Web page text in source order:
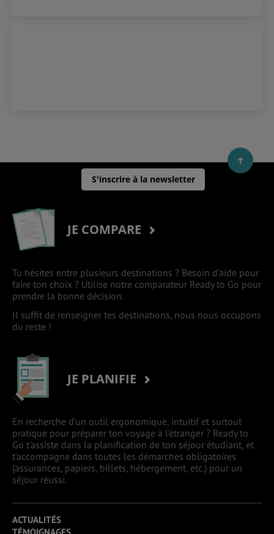
S'inscrire à la newsletter
JE COMPARE
Tu hésites entre plusieurs destinations ? Besoin d’aide pour
faire ton choix ? Utilise notre comparateur Ready to Go pour
prendre la bonne décision.
Il suffit de renseigner tes destinations, nous nous occupons
du reste !
JE PLANIFIE
En recherche d’un outil ergonomique, intuitif et surtout
pratique pour préparer ton voyage à l’étranger ? Ready to
Go t’assiste dans la planification de ton séjour étudiant, et
t’accompagne dans toutes les démarches obligatoires
(assurances, papiers, billets, hébergement, etc.) pour un
séjour réussi.
ACTUALITÉS